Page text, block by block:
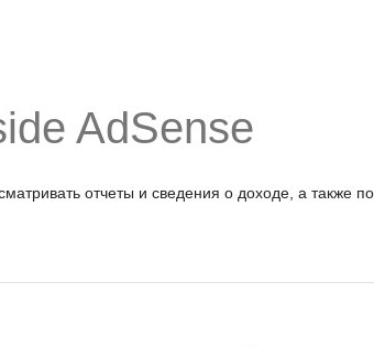
AdSense
отчеты и сведения о доходе, а также